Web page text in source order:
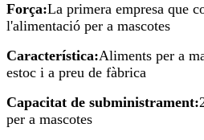
Força:La primera empresa que
l'alimentació per a mascotes
Característica:Aliments per a
estoc i a preu de fàbrica
Capacitat de subministrament:
per a mascotes